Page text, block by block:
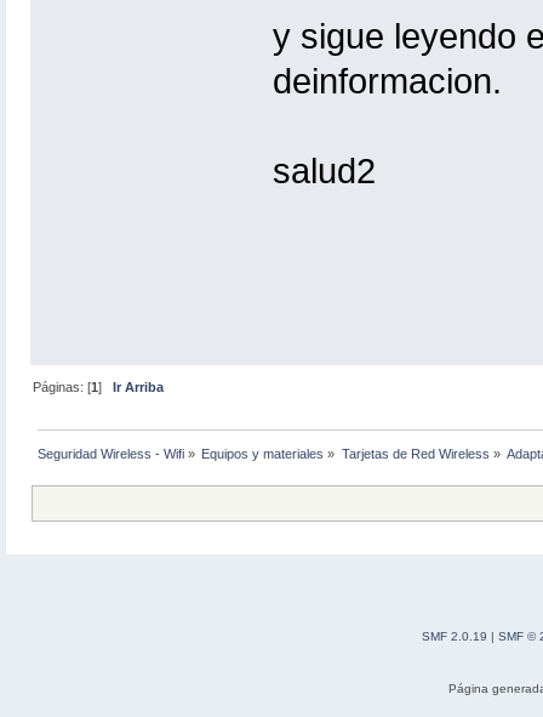
y sigue leyendo
deinformacion.
salud2
Páginas: [1] Ir Arriba
Seguridad Wireless - Wifi » Equipos y materiales » Tarjetas de Red Wireless »
SMF 2.0.19
SMF ©
Página